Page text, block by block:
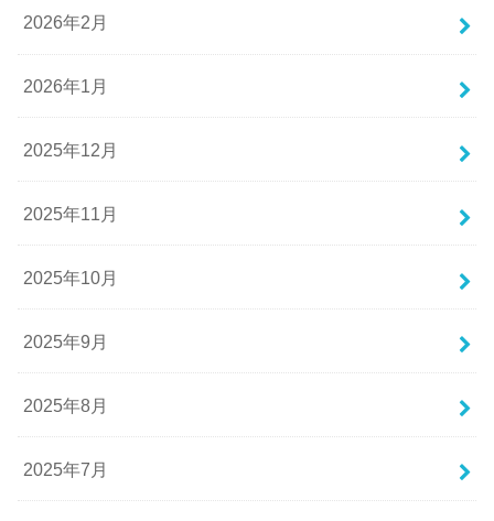
2026年2月
2026年1月
2025年12月
2025年11月
2025年10月
2025年9月
2025年8月
2025年7月